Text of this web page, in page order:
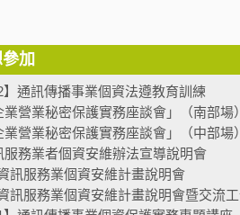
加
】通訊傳播事業個資法遵教育訓練
業營業秘密保護實務座談會」（南部場）
業營業秘密保護實務座談會」（中部場）
服務業者個資安維辦法宣導說明會
訊服務業個資安維計畫說明會
訊服務業個資安維計畫說明會暨交流